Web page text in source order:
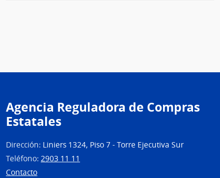
Agencia Reguladora de Compras
Estatales
Dirección: Liniers 1324, Piso 7 - Torre Ejecutiva Sur
Teléfono: 2903 11 11
Contacto